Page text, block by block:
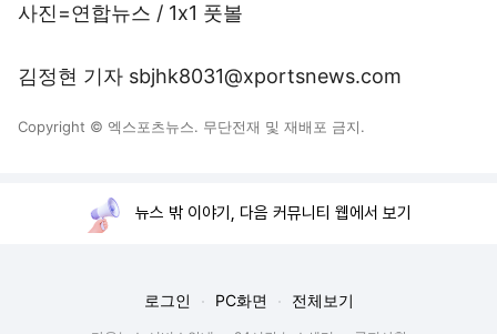
사진=연합뉴스 / 1x1 풋볼
김정현 기자 sbjhk8031@xportsnews.com
Copyright © 엑스포츠뉴스. 무단전재 및 재배포 금지.
뉴스 밖 이야기, 다음 커뮤니티 웹에서 보기
로그인 PC화면 전체보기